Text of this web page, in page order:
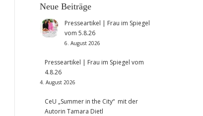
Neue Beiträge
Presseartikel | Frau im Spiegel
vom 5.8.26
6. August 2026
Presseartikel | Frau im Spiegel vom
4.8.26
4. August 2026
CeU „Summer in the City“ mit der
Autorin Tamara Dietl